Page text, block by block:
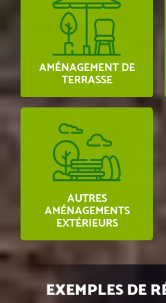
AMÉNAGEMENT DE
TERRASSE
AUTRES
AMÉNAGEMENTS
EXTÉRIEURS
EXEMPLES DE